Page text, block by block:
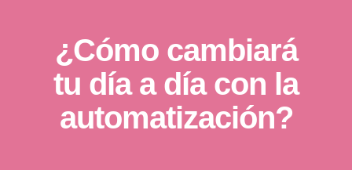
¿Cómo cambiará
tu día a día con la
automatización?